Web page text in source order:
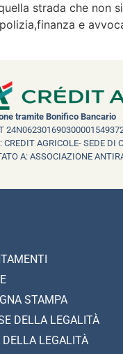
strada che non
e
tramite Bonifico Bancario
CREDIT AGRICOLE- SEDE DI
A: ASSOCIAZIONE
STAMPA
DELLA LEGALITÀ
DELLA LEGALITÀ